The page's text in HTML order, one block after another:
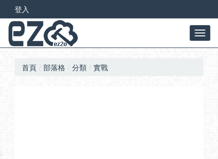
登入
首頁 部落格 分類 實戰